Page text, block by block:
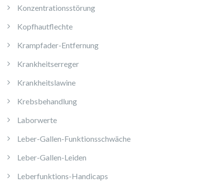
Konzentrationsstörung
Kopfhautflechte
Krampfader-Entfernung
Krankheitserreger
Krankheitslawine
Krebsbehandlung
Laborwerte
Leber-Gallen-Funktionsschwäche
Leber-Gallen-Leiden
Leberfunktions-Handicaps